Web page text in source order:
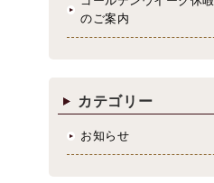
のご案内
カテゴリー
お知らせ